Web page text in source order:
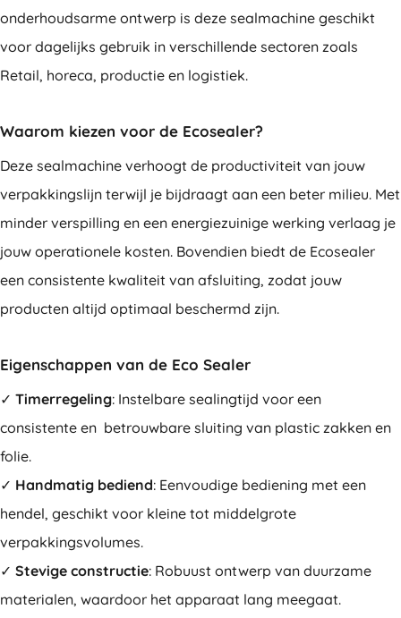
onderhoudsarme ontwerp is deze sealmachine geschikt
voor dagelijks gebruik in verschillende sectoren zoals
Retail, horeca, productie en logistiek.
Waarom kiezen voor de Ecosealer?
Deze sealmachine verhoogt de productiviteit van jouw
verpakkingslijn terwijl je bijdraagt aan een beter milieu. Met
minder verspilling en een energiezuinige werking verlaag je
jouw operationele kosten. Bovendien biedt de Ecosealer
een consistente kwaliteit van afsluiting, zodat jouw
producten altijd optimaal beschermd zijn.
Eigenschappen van de Eco Sealer
✓ Timerregeling: Instelbare sealingtijd voor een
consistente en betrouwbare sluiting van plastic zakken en
folie.
✓ Handmatig bediend: Eenvoudige bediening met een
hendel, geschikt voor kleine tot middelgrote
verpakkingsvolumes.
✓ Stevige constructie: Robuust ontwerp van duurzame
materialen, waardoor het apparaat lang meegaat.